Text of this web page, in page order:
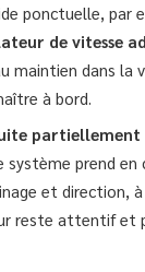
ponctuelle, par
de vitesse
maintien dans la
à bord.
partiellement
système prend en
et direction,
reste attentif et